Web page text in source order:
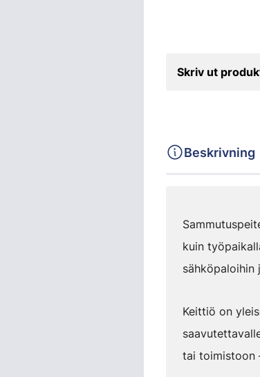
Skriv ut
Beskrivning
kuin
sähköpaloihin
Keittiö on
tai toimistoon